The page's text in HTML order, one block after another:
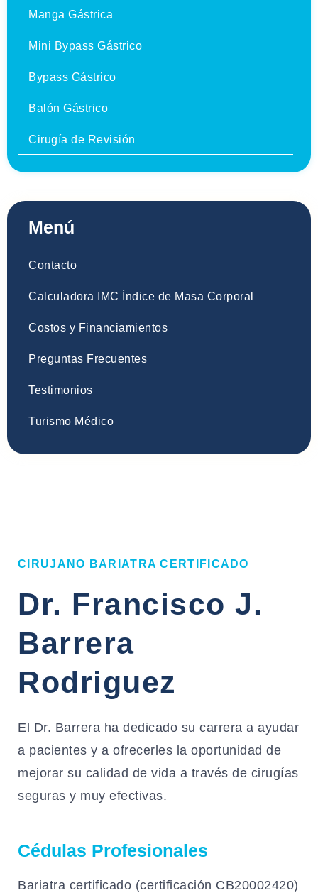
Manga Gástrica
Mini Bypass Gástrico
Bypass Gástrico
Balón Gástrico
Cirugía de Revisión
Menú
Contacto
Calculadora IMC Índice de Masa Corporal
Costos y Financiamientos
Preguntas Frecuentes
Testimonios
Turismo Médico
CIRUJANO BARIATRA CERTIFICADO
Dr. Francisco J.
Barrera
Rodriguez
El Dr. Barrera ha dedicado su carrera a ayudar
a pacientes y a ofrecerles la oportunidad de
mejorar su calidad de vida a través de cirugías
seguras y muy efectivas.
Cédulas Profesionales
Bariatra certificado (certificación CB20002420)